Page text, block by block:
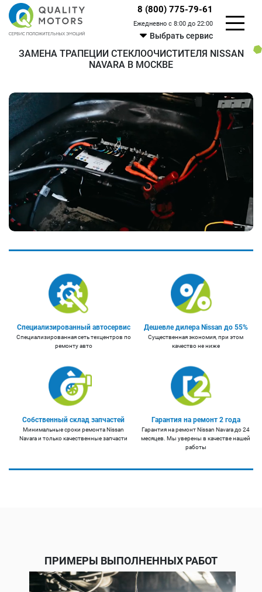
8 (800) 775-79-61
Ежедневно с 8:00 до 22:00
Выбрать сервис
ЗАМЕНА ТРАПЕЦИИ СТЕКЛООЧИСТИТЕЛЯ NISSAN
NAVARA В МОСКВЕ
Специализированный автосервис
Специализированная сеть техцентров по
ремонту авто
Дешевле дилера Nissan до 55%
Существенная экономия, при этом
качество не ниже
Собственный склад запчастей
Минимальные сроки ремонта Nissan
Navara и только качественные запчасти
Гарантия на ремонт 2 года
Гарантия на ремонт Nissan Navara до 24
месяцев. Мы уверены в качестве нашей
работы
ПРИМЕРЫ ВЫПОЛНЕННЫХ РАБОТ